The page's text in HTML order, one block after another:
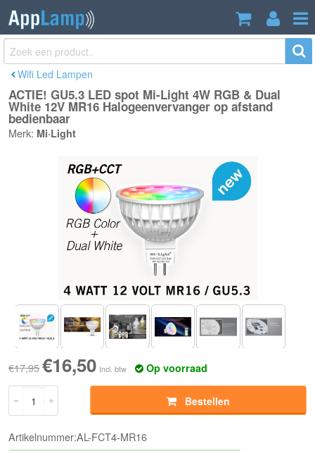
ACTIE! GU5.3 LED spot Mi-Light 4W
RGB & Dual White 12V MR16
Halogeenvervanger op afstand
bedienbaar
€17,95
Wifi Led Lampen
ACTIE! GU5.3 LED spot Mi-Light 4W RGB & Dual
White 12V MR16 Halogeenvervanger op afstand
bedienbaar
Merk: Mi·Light
€17,95€16,50 Incl. btw Op voorraad
Bestellen
Artikelnummer:AL-FCT4-MR16